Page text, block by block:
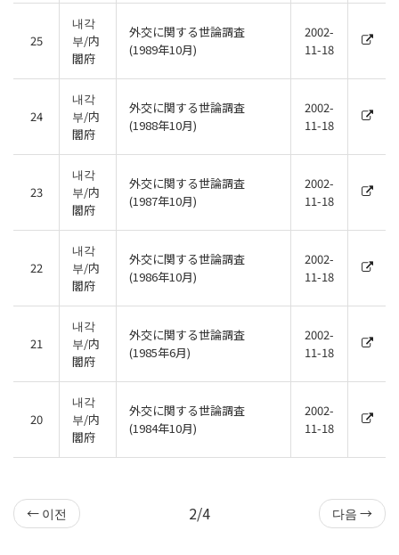
25
내각
부/内
閣府
外交に関する世論調査
(1989年10月)
2002-
11-18
24
내각
부/内
閣府
外交に関する世論調査
(1988年10月)
2002-
11-18
23
내각
부/内
閣府
外交に関する世論調査
(1987年10月)
2002-
11-18
22
내각
부/内
閣府
外交に関する世論調査
(1986年10月)
2002-
11-18
21
내각
부/内
閣府
外交に関する世論調査
(1985年6月)
2002-
11-18
20
내각
부/内
閣府
外交に関する世論調査
(1984年10月)
2002-
11-18
← 이전 2/4 다음 →